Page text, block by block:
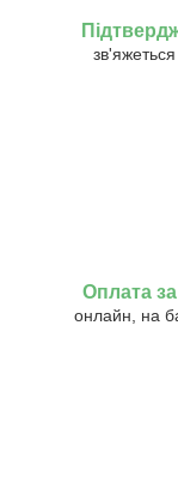
Оплата
онлайн, на